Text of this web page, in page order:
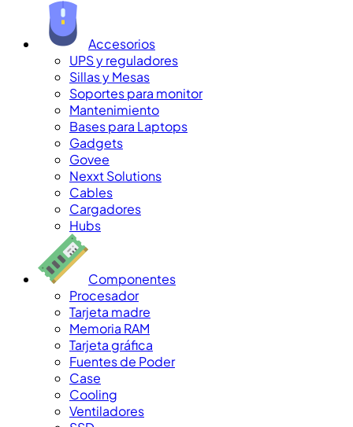
Accesorios
UPS y reguladores
Sillas y Mesas
Soportes para monitor
Mantenimiento
Bases para Laptops
Gadgets
Govee
Nexxt Solutions
Cables
Cargadores
Hubs
Componentes
Procesador
Tarjeta madre
Memoria RAM
Tarjeta gráfica
Fuentes de Poder
Case
Cooling
Ventiladores